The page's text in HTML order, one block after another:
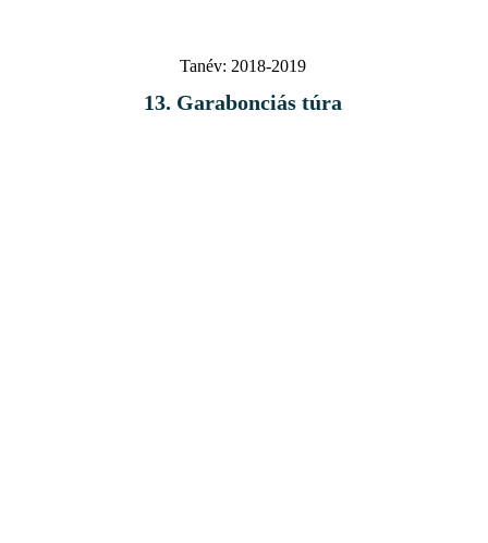
Tanév: 2018-2019
13. Garabonciás túra